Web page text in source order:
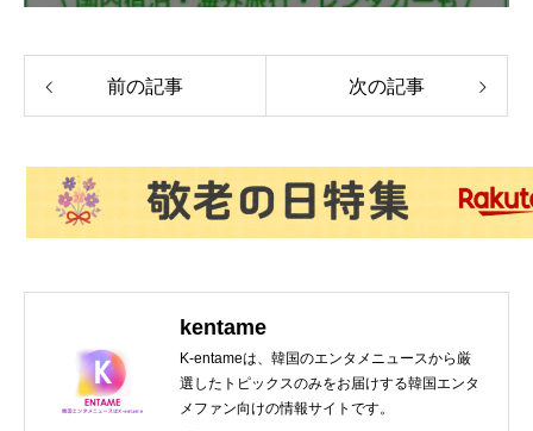
前の記事 次の記事
kentame
K-entameは、韓国のエンタメニュースから厳
選したトピックスのみをお届けする韓国エンタ
メファン向けの情報サイトです。